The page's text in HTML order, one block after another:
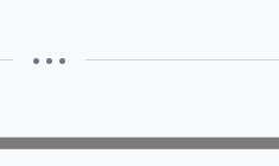
• • •